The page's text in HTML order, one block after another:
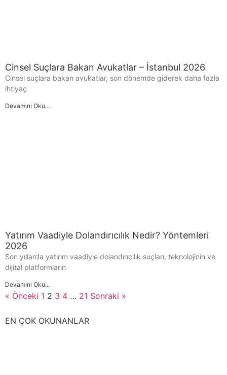
Cinsel Suçlara Bakan Avukatlar – İstanbul 2026
Cinsel suçlara bakan avukatlar, son dönemde giderek daha fazla
ihtiyaç
Devamını Oku...
Yatırım Vaadiyle Dolandırıcılık Nedir? Yöntemleri
2026
Son yıllarda yatırım vaadiyle dolandırıcılık suçları, teknolojinin ve
dijital platformların
Devamını Oku...
« Önceki 1 2 3 4 … 21 Sonraki »
EN ÇOK OKUNANLAR